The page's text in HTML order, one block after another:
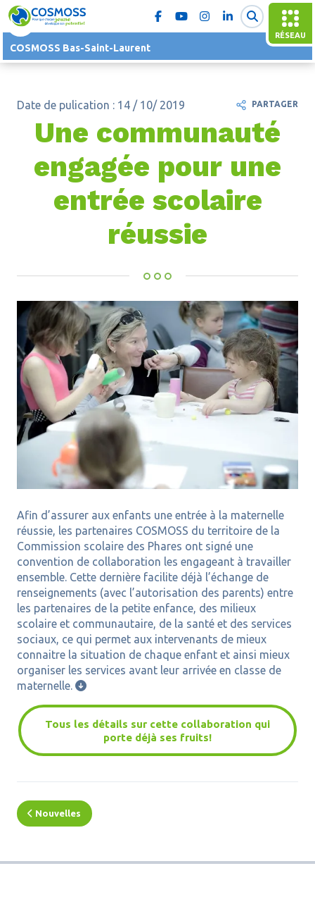
RÉSEAU
COSMOSS Bas-Saint-Laurent
Date de pulication : 14 / 10/ 2019
Une communauté
engagée pour une
entrée scolaire
réussie
Afin d’assurer aux enfants une entrée à la maternelle
réussie, les partenaires COSMOSS du territoire de la
Commission scolaire des Phares ont signé une
convention de collaboration les engageant à travailler
ensemble. Cette dernière facilite déjà l’échange de
renseignements (avec l’autorisation des parents) entre
les partenaires de la petite enfance, des milieux
scolaire et communautaire, de la santé et des services
sociaux, ce qui permet aux intervenants de mieux
connaitre la situation de chaque enfant et ainsi mieux
organiser les services avant leur arrivée en classe de
maternelle. 
Tous les détails sur cette collaboration qui
porte déjà ses fruits!
Nouvelles
PARTAGER